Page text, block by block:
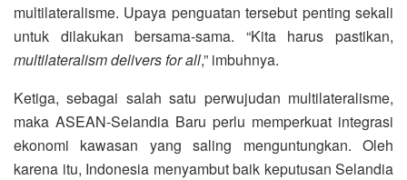
multilateralisme. Upaya penguatan tersebut penting sekali
untuk dilakukan bersama-sama. “Kita harus pastikan,
multilateralism delivers for all,” imbuhnya.
Ketiga, sebagai salah satu perwujudan multilateralisme,
maka ASEAN-Selandia Baru perlu memperkuat integrasi
ekonomi kawasan yang saling menguntungkan. Oleh
karena itu, Indonesia menyambut baik keputusan Selandia